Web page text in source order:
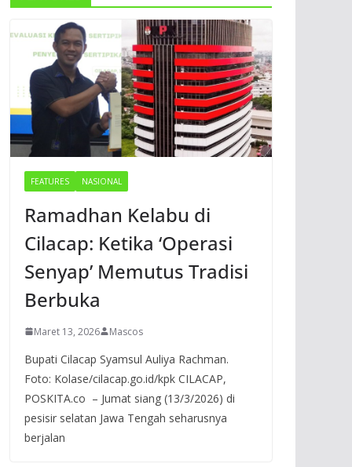
FEATURES NASIONAL
Ramadhan Kelabu di
Cilacap: Ketika ‘Operasi
Senyap’ Memutus Tradisi
Berbuka
Maret 13, 2026 Mascos
Bupati Cilacap Syamsul Auliya Rachman.
Foto: Kolase/cilacap.go.id/kpk CILACAP,
POSKITA.co – Jumat siang (13/3/2026) di
pesisir selatan Jawa Tengah seharusnya
berjalan